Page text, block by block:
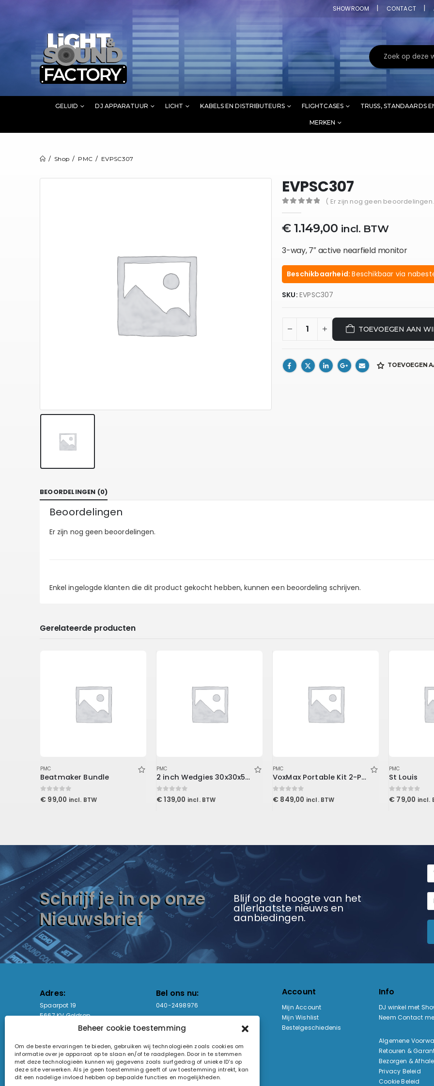
Beheer cookie toestemming
Om de beste ervaringen te bieden, gebruiken wij technologieën zoals cookies om
informatie over je apparaat op te slaan en/of te raadplegen. Door in te stemmen
met deze technologieën kunnen wij gegevens zoals surfgedrag of unieke ID's op
deze site verwerken. Als je geen toestemming geeft of uw toestemming intrekt, kan
dit een nadelige invloed hebben op bepaalde functies en mogelijkheden.
SHOWROOM CONTACT
GELUID DJ APPARATUUR LICHT KABELS EN DISTRIBUTEURS FLIGHTCASES TRUSS, STANDAARDS
MERKEN
Shop PMC EVPSC307
EVPSC307
( Er zijn nog geen
€1.149,00 incl. BTW
3-way, 7″ active nearfield monitor
Beschikbaarheid:Beschikbaar via
SKU: EVPSC307
TOEVOEGEN AAN
TOEVOEGEN
BEOORDELINGEN (0)
Beoordelingen
Er zijn nog geen beoordelingen.
Enkel ingelogde klanten die dit product gekocht hebben, kunnen een beoordeling schrijven.
Gerelateerde producten
PMC
Beatmaker Bundle
0out of 5
€ 99,00 incl. BTW
PMC
2 inch Wedgies 30x30x5cm, Purple
0out of 5
€ 139,00 incl. BTW
PMC
VoxMax Portable Kit 2-ProMax V2, 1-Mudguard V2, 2-Stand Mount LENRD
0out of 5
€ 849,00 incl. BTW
PMC
St Louis
0out of 5
€ 79,00 incl.
Schrijf je in op onze
Nieuwsbrief
Blijf op de hoogte van het
allerlaatste nieuws en
aanbiedingen.
Adres:
Spaarpot 19
5667 KV Geldrop
Bel ons nu:
040-2498976
sales@lightandsound.store
Openingstijden:
Ma - Vr: 09:00-17:00
Za: Enkel op afspraak
KvK-nummer: 60857196
Btw-nummer: NL854090368B01
Account
Mijn Account
Mijn Wishlist
Bestelgeschiedenis
Info
DJ winkel met
Neem Contact
Algemene
Retouren &
Bezorgen &
Privacy Beleid
Cookie Beleid